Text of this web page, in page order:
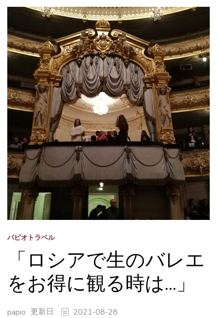
パピオトラベル
「ロシアで生のバレエ
をお得に観る時は…」
papio 更新日: 2021-08-28